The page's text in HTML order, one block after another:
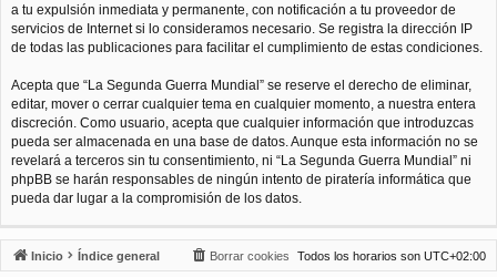
a tu expulsión inmediata y permanente, con notificación a tu proveedor de
servicios de Internet si lo consideramos necesario. Se registra la dirección IP
de todas las publicaciones para facilitar el cumplimiento de estas condiciones.
Acepta que “La Segunda Guerra Mundial” se reserve el derecho de eliminar,
editar, mover o cerrar cualquier tema en cualquier momento, a nuestra entera
discreción. Como usuario, acepta que cualquier información que introduzcas
pueda ser almacenada en una base de datos. Aunque esta información no se
revelará a terceros sin tu consentimiento, ni “La Segunda Guerra Mundial” ni
phpBB se harán responsables de ningún intento de piratería informática que
pueda dar lugar a la compromisión de los datos.
Inicio Índice general Todos los horarios son UTC+02:00
Borrar cookies